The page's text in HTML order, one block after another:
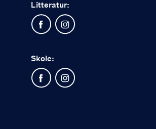
Litteratur:
Skole: